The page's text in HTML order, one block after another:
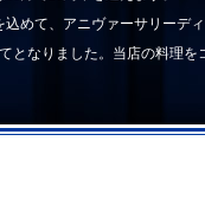
めて、アニヴァーサリーデ
となりました。当店の料理を